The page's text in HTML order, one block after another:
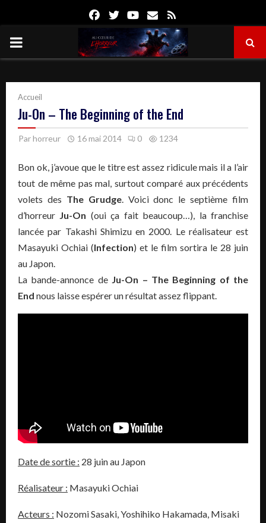
FacebookTwitterYoutube
Email
PRIMARY
Accueil
Ju-On – The Beginning of the End
Parhorreur 16 mai 2014 0 1234
Bon ok, j’avoue que le titre est assez ridicule mais il a l’air
tout de même pas mal, surtout comparé aux précédents
volets des The Grudge. Voici donc le septième film
d’horreur Ju-On (oui ça fait beaucoup…), la franchise
lancée par Takashi Shimizu en 2000. Le réalisateur est
Masayuki Ochiai (Infection) et le film sortira le 28 juin
au Japon.
La bande-annonce de Ju-On – The Beginning of the
End nous laisse espérer un résultat assez flippant.
Date de sortie : 28 juin au Japon
Réalisateur : Masayuki Ochiai
Acteurs : Nozomi Sasaki, Yoshihiko Hakamada, Misaki